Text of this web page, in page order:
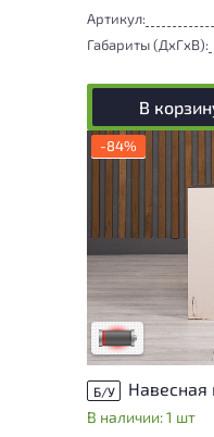
Артикул:
Габариты (ДxГxВ):
В
-84%
Товар имеет
значительные
внешний вид и
использования
Высокая
Б/У
В наличии: 1 шт